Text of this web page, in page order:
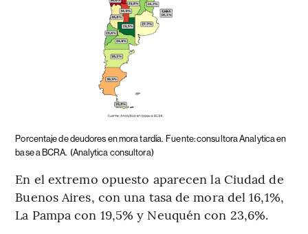
Porcentaje de deudores en mora tardía. Fuente: consultora Analytica en
base a BCRA. (Analytica consultora)
En el extremo opuesto aparecen la Ciudad de
Buenos Aires, con una tasa de mora del 16,1%,
La Pampa con 19,5% y Neuquén con 23,6%.